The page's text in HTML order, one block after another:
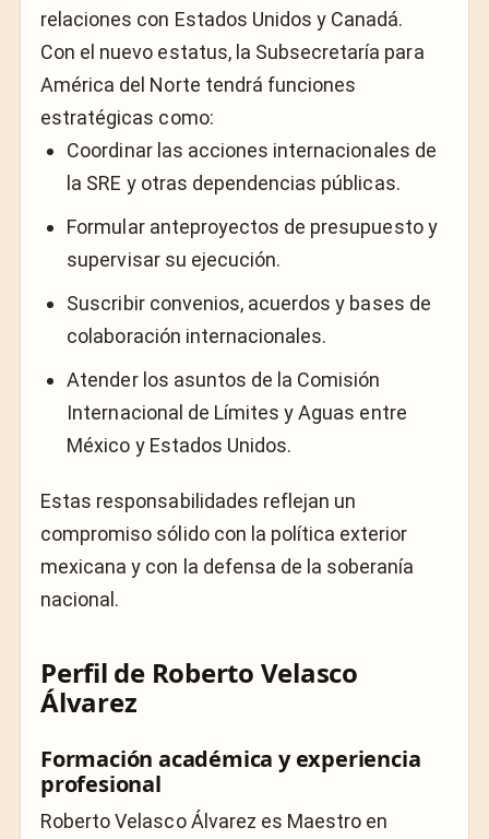
relaciones con Estados Unidos y Canadá.
Con el nuevo estatus, la Subsecretaría para
América del Norte tendrá funciones
estratégicas como:
Coordinar las acciones internacionales de
la SRE y otras dependencias públicas.
Formular anteproyectos de presupuesto y
supervisar su ejecución.
Suscribir convenios, acuerdos y bases de
colaboración internacionales.
Atender los asuntos de la Comisión
Internacional de Límites y Aguas entre
México y Estados Unidos.
Estas responsabilidades reflejan un
compromiso sólido con la política exterior
mexicana y con la defensa de la soberanía
nacional.
Perfil de Roberto Velasco
Álvarez
Formación académica y experiencia
profesional
Roberto Velasco Álvarez es Maestro en